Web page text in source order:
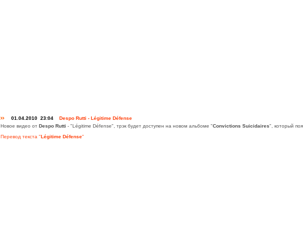
01.04.2010 23:04 Despo Rutti - Légitime Défense
Новое видео от Despo Rutti - "Légitime Défense", трэк будет доступен на новом альбоме "Convictions Suicidaires", который
Перевод текста "Légitime Défense"